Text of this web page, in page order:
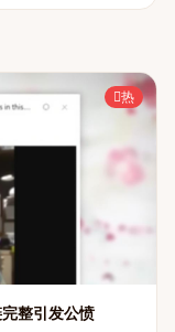
热
整引发公愤